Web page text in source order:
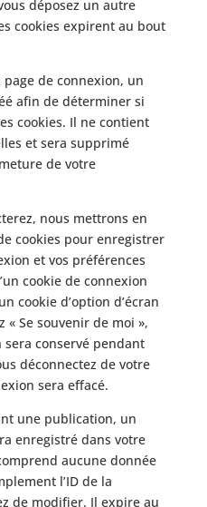
déposez un autre
cookies expirent au bout
de connexion, un
afin de déterminer si
cookies. Il ne contient
et sera supprimé
de votre
nous mettrons en
cookies pour enregistrer
et vos préférences
cookie de connexion
cookie d’option d’écran
« Se souvenir de moi »,
conservé pendant
déconnectez de votre
sera effacé.
une publication, un
enregistré dans votre
aucune donnée
l’ID de la
de modifier. Il expire au